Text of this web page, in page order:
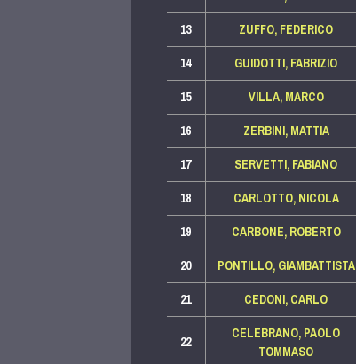
13
ZUFFO, FEDERICO
14
GUIDOTTI, FABRIZIO
15
VILLA, MARCO
16
ZERBINI, MATTIA
17
SERVETTI, FABIANO
18
CARLOTTO, NICOLA
19
CARBONE, ROBERTO
20
PONTILLO, GIAMBATTISTA
21
CEDONI, CARLO
22
CELEBRANO, PAOLO
TOMMASO